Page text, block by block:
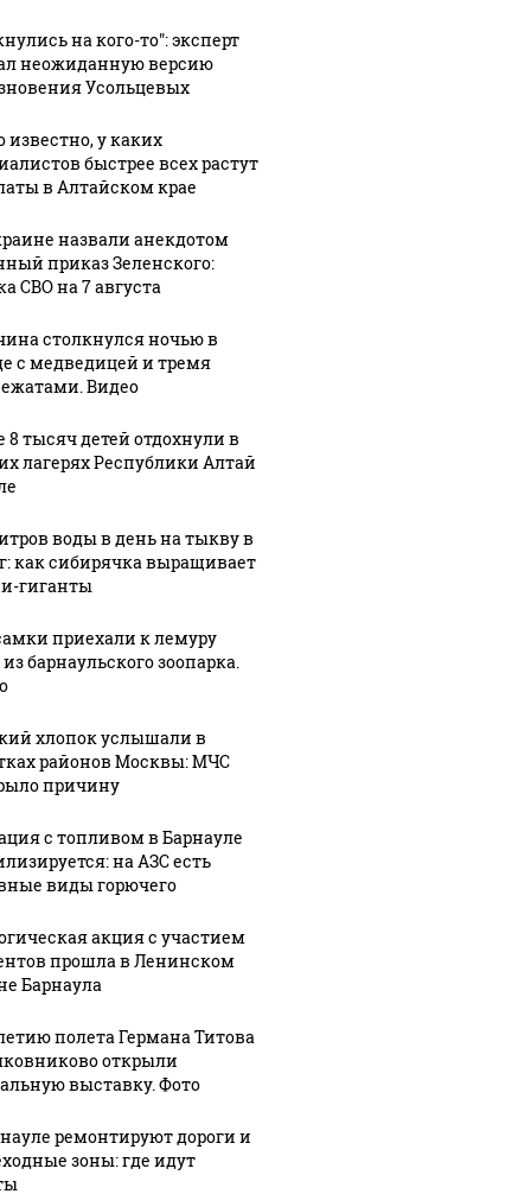
десятках
районов
Москвы: МЧС
причину
на кого-то": эксперт
неожиданную версию
Усольцевых
известно, у каких
быстрее всех растут
в Алтайском крае
назвали анекдотом
приказ Зеленского:
СВО на 7 августа
столкнулся ночью в
с медведицей и тремя
Видео
8 тысяч детей отдохнули в
лагерях Республики Алтай
воды в день на тыкву в
как сибирячка выращивает
гиганты
приехали к лемуру
барнаульского зоопарка.
хлопок услышали в
районов Москвы: МЧС
причину
с топливом в Барнауле
на АЗС есть
виды горючего
акция с участием
прошла в Ленинском
Барнаула
полета Германа Титова
открыли
выставку. Фото
ремонтируют дороги и
зоны: где идут